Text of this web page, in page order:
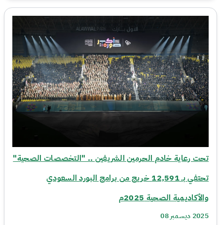
تحت رعاية خادم الحرمين الشريفين .. "التخصصات الصحية"
تحتفي بـ 12,591 خريج من برامج البورد السعودي
والأكاديمية الصحية 2025م
2025 ديسمبر 08